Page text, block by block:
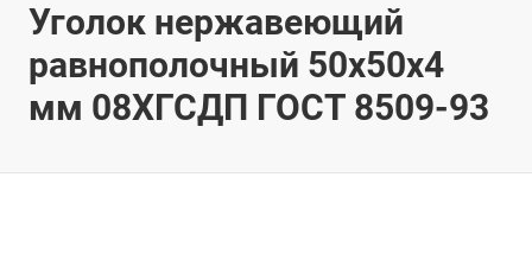
Уголок нержавеющий
равнополочный 50х50х4
мм 08ХГСДП ГОСТ 8509-93